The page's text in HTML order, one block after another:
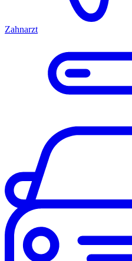
Zahnarzt